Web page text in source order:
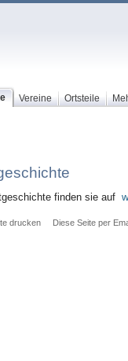
Vereine Ortsteile
finden sie auf
drucken Diese Seite per